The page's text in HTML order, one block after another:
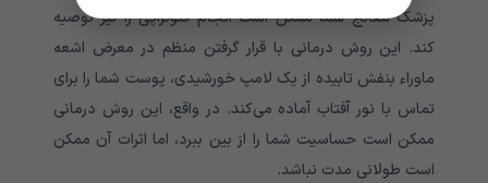
پزشک معالج شما ممکن است انجام فتوتراپی را نیز توصیه
کند. این روش درمانی با قرار گرفتن منظم در معرض اشعه
ماوراء بنفش تابیده از یک لامپ خورشیدی، پوست شما را برای
تماس با نور آفتاب آماده می‌کند. در واقع، این روش درمانی
ممکن است حساسیت شما را از بین ببرد، اما اثرات آن ممکن
است طولانی مدت نباشد.